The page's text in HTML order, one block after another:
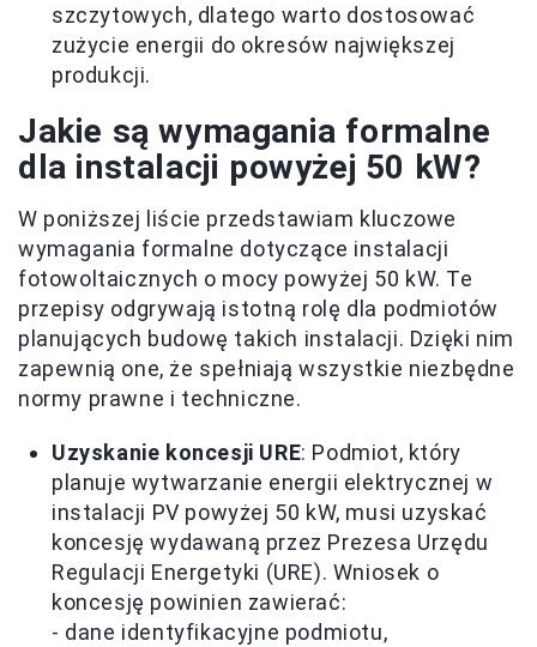
szczytowych, dlatego warto dostosować
zużycie energii do okresów największej
produkcji.
Jakie są wymagania formalne
dla instalacji powyżej 50 kW?
W poniższej liście przedstawiam kluczowe
wymagania formalne dotyczące instalacji
fotowoltaicznych o mocy powyżej 50 kW. Te
przepisy odgrywają istotną rolę dla podmiotów
planujących budowę takich instalacji. Dzięki nim
zapewnią one, że spełniają wszystkie niezbędne
normy prawne i techniczne.
Uzyskanie koncesji URE: Podmiot, który
planuje wytwarzanie energii elektrycznej w
instalacji PV powyżej 50 kW, musi uzyskać
koncesję wydawaną przez Prezesa Urzędu
Regulacji Energetyki (URE). Wniosek o
koncesję powinien zawierać:
- dane identyfikacyjne podmiotu,